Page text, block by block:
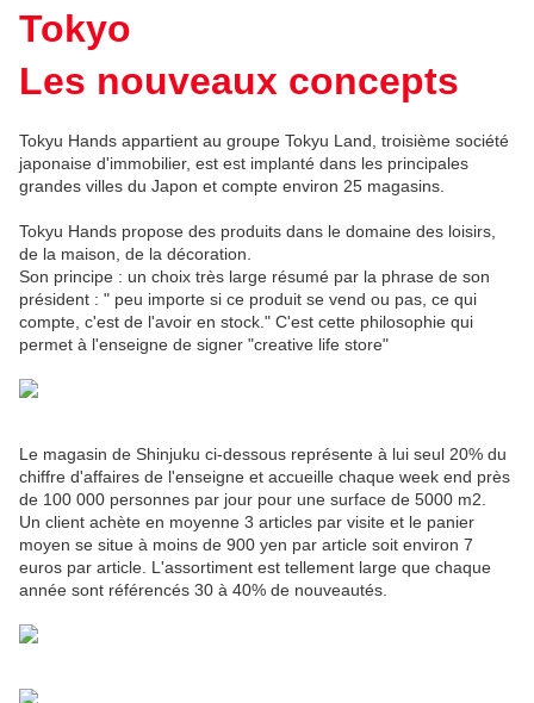
Tokyo
Les nouveaux concepts
Tokyu Hands appartient au groupe Tokyu Land, troisième société
japonaise d'immobilier, est est implanté dans les principales
grandes villes du Japon et compte environ 25 magasins.
Tokyu Hands propose des produits dans le domaine des loisirs,
de la maison, de la décoration.
Son principe : un choix très large résumé par la phrase de son
président : " peu importe si ce produit se vend ou pas, ce qui
compte, c'est de l'avoir en stock." C'est cette philosophie qui
permet à l'enseigne de signer "creative life store"
Le magasin de Shinjuku ci-dessous représente à lui seul 20% du
chiffre d'affaires de l'enseigne et accueille chaque week end près
de 100 000 personnes par jour pour une surface de 5000 m2.
Un client achète en moyenne 3 articles par visite et le panier
moyen se situe à moins de 900 yen par article soit environ 7
euros par article. L'assortiment est tellement large que chaque
année sont référencés 30 à 40% de nouveautés.